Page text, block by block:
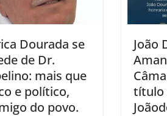
Dourada se
de Dr.
mais que
e político,
do povo.
João
título